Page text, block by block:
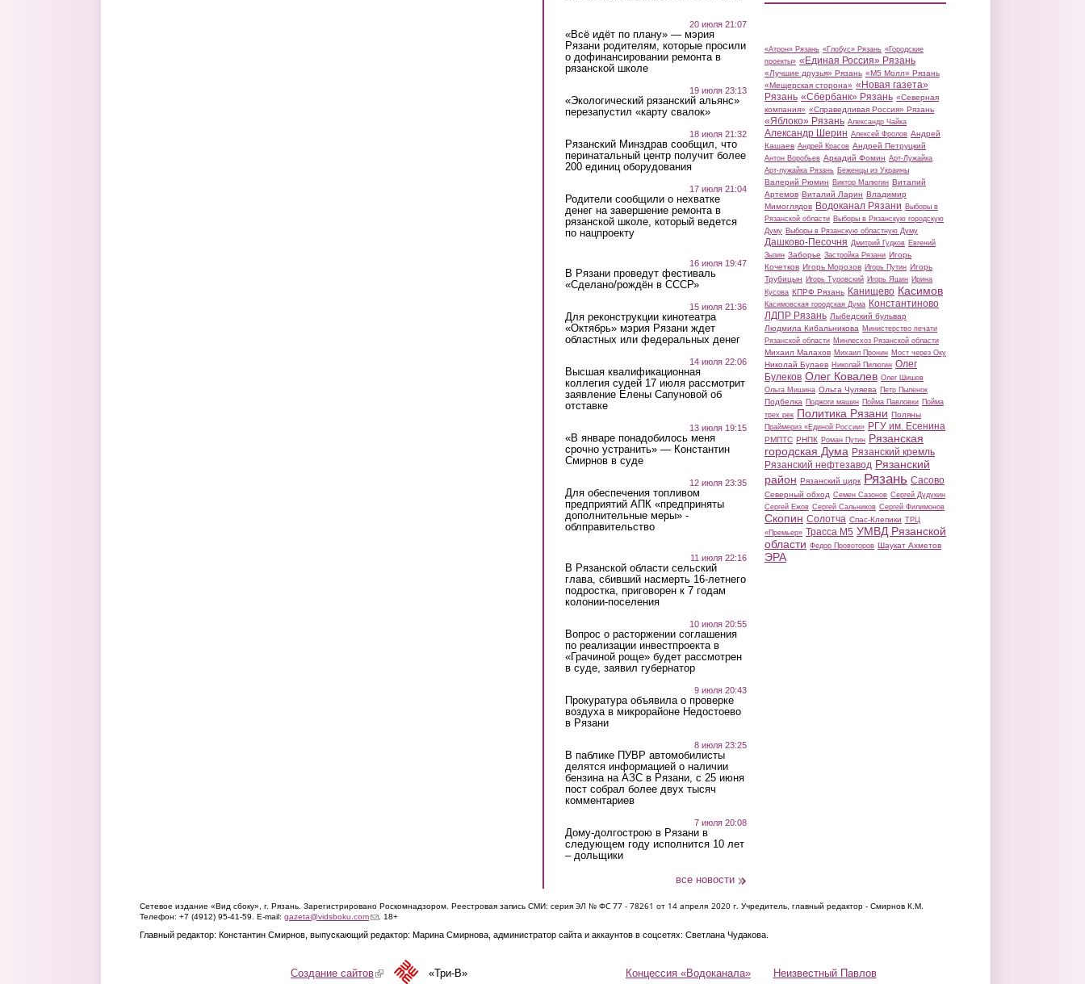
20 июля 21:07
«Всё идёт по плану» — мэрия
Рязани родителям, которые просили
о дофинансировании ремонта в
рязанской школе
19 июля 23:13
«Экологический рязанский альянс»
перезапустил «карту свалок»
18 июля 21:32
Рязанский Минздрав сообщил, что
перинатальный центр получит более
200 единиц оборудования
17 июля 21:04
Родители сообщили о нехватке
денег на завершение ремонта в
рязанской школе, который ведется
по нацпроекту
16 июля 19:47
В Рязани проведут фестиваль
«Сделано/рождён в СССР»
15 июля 21:36
Для реконструкции кинотеатра
«Октябрь» мэрия Рязани ждет
областных или федеральных денег
14 июля 22:06
Высшая квалификационная
коллегия судей 17 июля рассмотрит
заявление Елены Сапуновой об
отставке
13 июля 19:15
«В январе понадобилось меня
срочно устранить» — Константин
Смирнов в суде
12 июля 23:35
Для обеспечения топливом
предприятий АПК «предприняты
дополнительные меры» -
облправительство
11 июля 22:16
В Рязанской области сельский
глава, сбивший насмерть 16-летнего
подростка, приговорен к 7 годам
колонии-поселения
10 июля 20:55
Вопрос о расторжении соглашения
по реализации инвестпроекта в
«Грачиной роще» будет рассмотрен
в суде, заявил губернатор
9 июля 20:43
Прокуратура объявила о проверке
воздуха в микрорайоне Недостоево
в Рязани
8 июля 23:25
В паблике ПУВР автомобилисты
делятся информацией о наличии
бензина на АЗС в Рязани, с 25 июня
пост собрал более двух тысяч
комментариев
7 июля 20:08
Дому-долгострою в Рязани в
следующем году исполнится 10 лет
– дольщики
все новости
«Атрон» Рязань «Глобус» Рязань «Городские
проекты» «Единая Россия» Рязань
«Лучшие друзья» Рязань «М5 Молл» Рязань
«Мещерская сторона» «Новая газета»
Рязань «Сбербанк» Рязань «Северная
компания» «Справедливая Россия» Рязань
«Яблоко» Рязань Александр Чайка
Александр Шерин Алексей Фролов Андрей
Кашаев Андрей Красов Андрей Петруцкий
Антон Воробьев Аркадий Фомин Арт-Лужайка
Арт-лужайка Рязань Беженцы из Украины
Валерий Рюмин Виктор Малюгин Виталий
Артемов Виталий Ларин Владимир
Мимоглядов Водоканал Рязани Выборы в
Рязанской области Выборы в Рязанскую городскую
Думу Выборы в Рязанскую областную Думу
Дашково-Песочня Дмитрий Гудков Евгений
Зызин Заборье Застройка Рязани Игорь
Кочетков Игорь Морозов Игорь Путин Игорь
Трубицын Игорь Туровский Игорь Яшин Ирина
Кусова КПРФ Рязань Канищево Касимов
Касимовская городская Дума Константиново
ЛДПР Рязань Лыбедский бульвар
Людмила Кибальникова Министерство печати
Рязанской области Минлесхоз Рязанской области
Михаил Малахов Михаил Пронин Мост через Оку
Николай Булаев Николай Пилюгин Олег
Булеков Олег Ковалев Олег Шишов
Ольга Мишина Ольга Чуляева Петр Пыленок
Подбелка Поджоги машин Пойма Павловки Пойма
трех рек Политика Рязани Поляны
Праймериз «Единой России» РГУ им. Есенина
РМПТС РНПК Роман Путин Рязанская
городская Дума Рязанский кремль
Рязанский нефтезавод Рязанский
район Рязанский цирк Рязань Сасово
Северный обход Семен Сазонов Сергей Дудукин
Сергей Ежов Сергей Сальников Сергей Филимонов
Скопин Солотча Спас-Клепики ТРЦ
«Премьер» Трасса М5 УМВД Рязанской
области Федор Провоторов Шаукат Ахметов
ЭРА
Сетевое издание «Вид сбоку», г. Рязань. Зарегистрировано Роскомнадзором. Реестровая запись СМИ: серия ЭЛ № ФС 77 - 78261 от 14 апреля 2020 г. Учредитель, главный редактор - Смирнов К.М.
Телефон: +7 (4912) 95-41-59. E-mail: gazeta@vidsboku.com(link sends e-mail)
. 18+
Главный редактор: Константин Смирнов, выпускающий редактор: Марина Смирнова, администратор сайта и аккаунтов в соцсетях: Светлана Чудакова.
Концессия «Водоканала» Неизвестный Павлов
Создание сайтов(link is external)«Три-В»